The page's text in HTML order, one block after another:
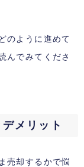
のように進めて
んでみてくださ
メリット
売却するかで悩